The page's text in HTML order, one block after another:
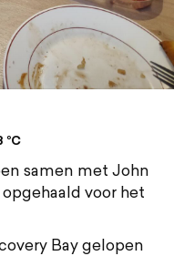
°C
samen met John
voor het
Bay gelopen